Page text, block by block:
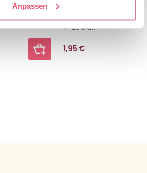
Anpassen
20 Blatt
1,95 €